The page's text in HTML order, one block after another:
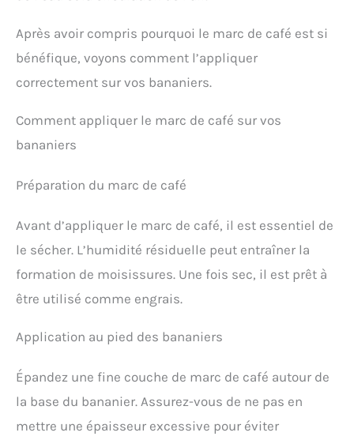
Après avoir compris pourquoi le marc de café est si
bénéfique, voyons comment l’appliquer
correctement sur vos bananiers.
Comment appliquer le marc de café sur vos
bananiers
Préparation du marc de café
Avant d’appliquer le marc de café, il est essentiel de
le sécher. L’humidité résiduelle peut entraîner la
formation de moisissures. Une fois sec, il est prêt à
être utilisé comme engrais.
Application au pied des bananiers
Épandez une fine couche de marc de café autour de
la base du bananier. Assurez-vous de ne pas en
mettre une épaisseur excessive pour éviter